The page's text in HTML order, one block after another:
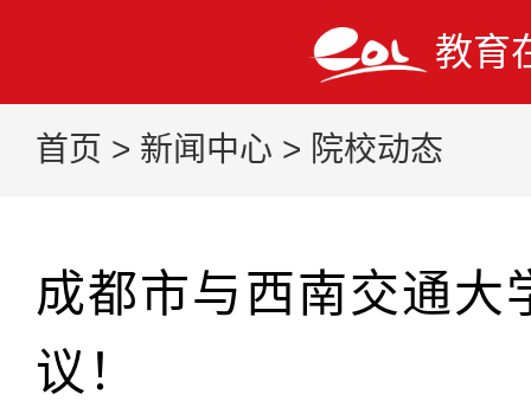
教育
首页 > 新闻中心 > 院校动态
成都市与西南交通大
议！